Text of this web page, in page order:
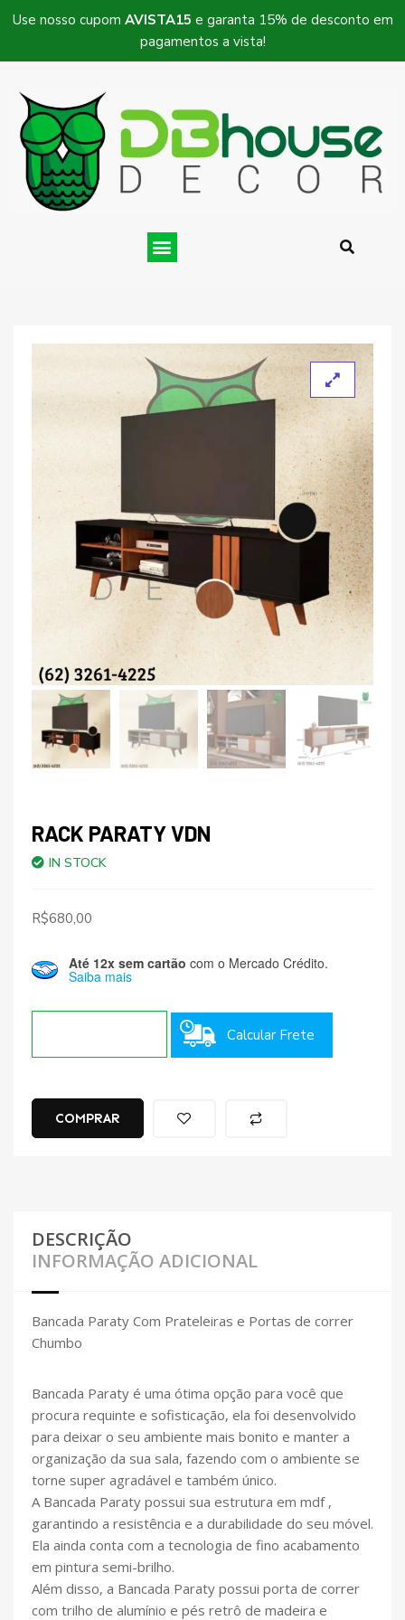
Use nosso cupom AVISTA15 e garanta 15% de desconto em
pagamentos a vista!
RACK PARATY VDN
IN STOCK
R$680,00
Até 12x sem cartão com o Mercado Crédito.
Saiba mais
Calcular Frete
COMPRAR
DESCRIÇÃO
INFORMAÇÃO ADICIONAL
Bancada Paraty Com Prateleiras e Portas de correr
Chumbo
Bancada Paraty é uma ótima opção para você que
procura requinte e sofisticação, ela foi desenvolvido
para deixar o seu ambiente mais bonito e manter a
organização da sua sala, fazendo com o ambiente se
torne super agradável e também único.
A Bancada Paraty possui sua estrutura em mdf ,
garantindo a resistência e a durabilidade do seu móvel.
Ela ainda conta com a tecnologia de fino acabamento
em pintura semi-brilho.
Além disso, a Bancada Paraty possui porta de correr
com trilho de alumínio e pés retrô de madeira e